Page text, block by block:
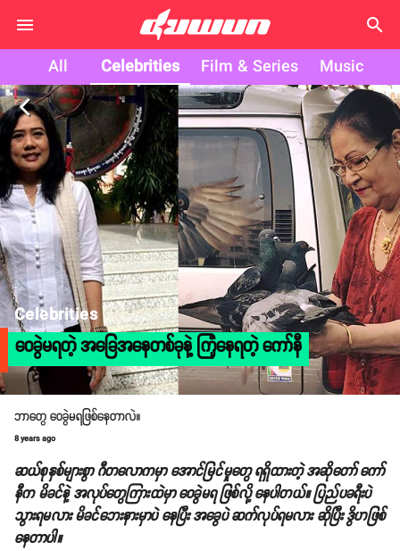
search
All Celebrities Film & Series Music
arrow_back_ios
Celebrities
ဝေခွဲမရတဲ့ အခြေအနေတစ်ခုနဲ့ ကြုံနေရတဲ့ ကော်နီ
ဘာတွေ ဝေခွဲမရဖြစ်နေတာလဲ။
8 years ago
ဆယ်စုနှစ်များစွာ ဂီတလောကမှာ အောင်မြင်မှုတွေ ရရှိထားတဲ့ အဆိုတော် ကော်
နီက မိခင်နဲ့ အလုပ်တွေကြားထဲမှာ ဝေခွဲမရ ဖြစ်လို့ နေပါတယ်။ ပြည်ပခရီးပဲ
သွားရမလား မိခင်ဘေးနားမှာပဲ နေပြီး အခွေပဲ ဆက်လုပ်ရမလား ဆိုပြီး ဒွိဟဖြစ်
နေတာပါ။